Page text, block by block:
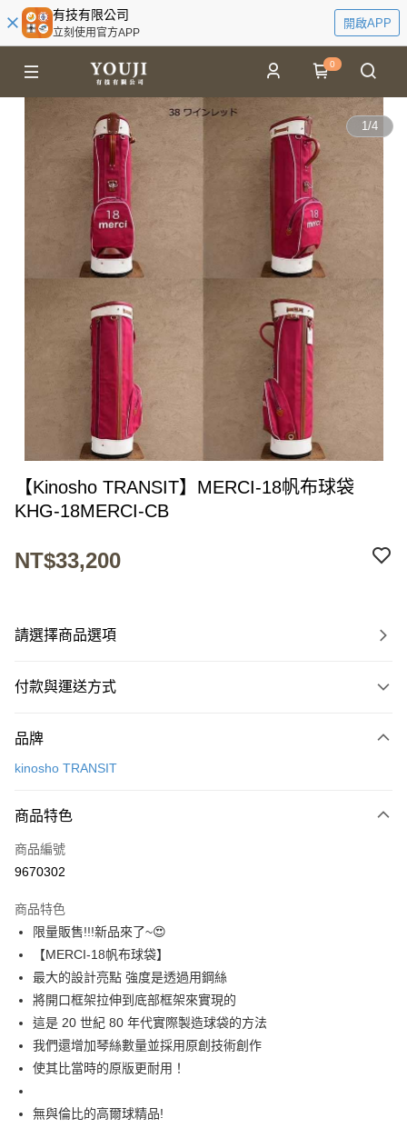
有技有限公司
立刻使用官方APP
開啟APP
0
1/4
【Kinosho TRANSIT】MERCI-18帆布球袋
KHG-18MERCI-CB
NT$33,200
請選擇商品選項
付款與運送方式
信用卡一次付款
Apple Pay
全盈+PAY
運送方式
宅配
每筆NT$60
品牌
kinosho TRANSIT
商品特色
商品編號
9670302
商品特色
限量販售!!!新品來了~😍
【MERCI-18帆布球袋】
最大的設計亮點 強度是透過用鋼絲
將開口框架拉伸到底部框架來實現的
這是 20 世紀 80 年代實際製造球袋的方法
我們還增加琴絲數量並採用原創技術創作
使其比當時的原版更耐用！
無與倫比的高爾球精品!